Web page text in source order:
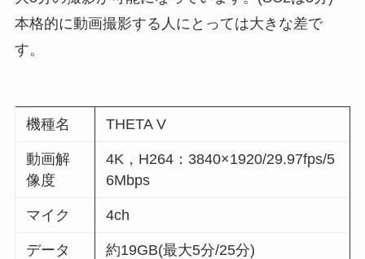
本格的に動画撮影する人にとっては大きな差で
す。
機種名 THETA V
動画解
像度
4K，H264：3840×1920/29.97fps/5
6Mbps
マイク 4ch
データ
約19GB(最大5分/25分)